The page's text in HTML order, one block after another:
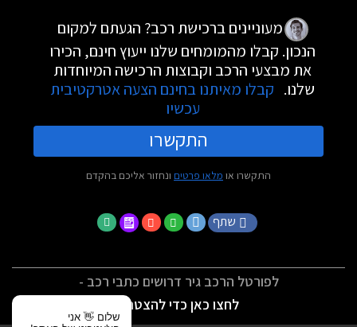
מעוניינים ברכישת רכב? הגעתם למקום
הנכון. קבלו מהמומחים שלנו ייעוץ חינם, הכירו
את מבצעי הרכב וקבוצות הרכישה המיוחדות
שלנו. קבלו מאיתנו בחינם הצעה אטרקטיבית
עכשיו
התקשרו
התקשרו או מלאו פרטים ונחזור אליכם בהקדם
שתף
לפורטל הרכב גיר דרושים כתבי רכב -
לחצו כאן כדי להצטרף
שלום 👋 אני